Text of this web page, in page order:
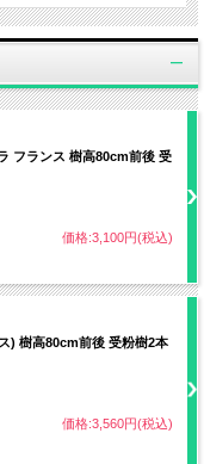
山砂1の割合
土壌
たっぷり水やり
有機肥料など
、12～1月 固形
から切る）
フランス 樹高80cm前後 受
価格:3,100円(税込)
) 樹高80cm前後 受粉樹2本
価格:3,560円(税込)